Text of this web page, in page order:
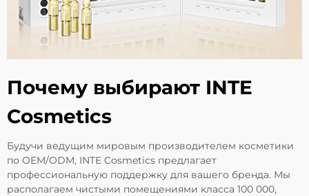
Почему выбирают INTE
Cosmetics
Будучи ведущим мировым производителем косметики
по OEM/ODM, INTE Cosmetics предлагает
профессиональную поддержку для вашего бренда. Мы
располагаем чистыми помещениями класса 100 000,